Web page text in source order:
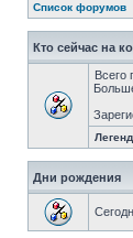
Список форумов
Кто сейчас на
Всего
Дни рождения